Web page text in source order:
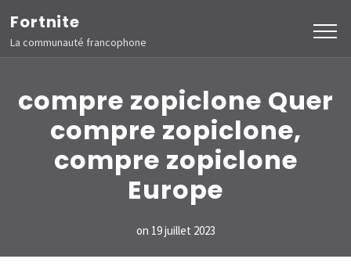
Aller
au
contenu
Entrée)
Fortnite
La communauté francophone
compre zopiclone Quer
compre zopiclone,
compre zopiclone
Europe
on 19 juillet 2023